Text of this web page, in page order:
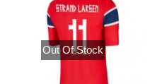
Out Of Stock